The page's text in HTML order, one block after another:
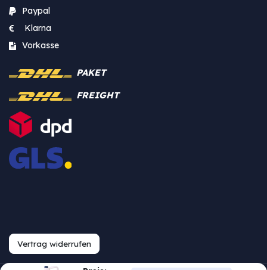
Paypal
Klarna
Vorkasse
PAKET
FREIGHT
Vertrag widerrufen